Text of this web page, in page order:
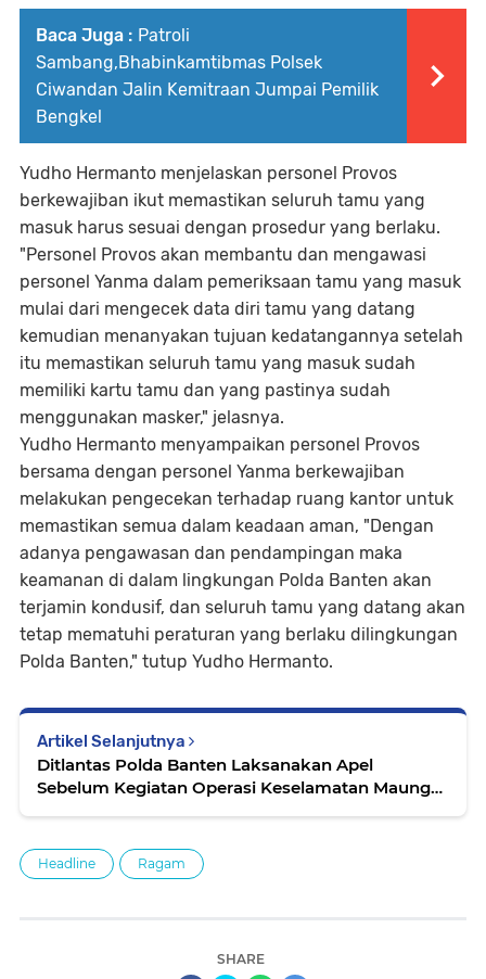
Baca Juga : Patroli
Sambang,Bhabinkamtibmas Polsek
Ciwandan Jalin Kemitraan Jumpai Pemilik
Bengkel
Yudho Hermanto menjelaskan personel Provos
berkewajiban ikut memastikan seluruh tamu yang
masuk harus sesuai dengan prosedur yang berlaku.
"Personel Provos akan membantu dan mengawasi
personel Yanma dalam pemeriksaan tamu yang masuk
mulai dari mengecek data diri tamu yang datang
kemudian menanyakan tujuan kedatangannya setelah
itu memastikan seluruh tamu yang masuk sudah
memiliki kartu tamu dan yang pastinya sudah
menggunakan masker," jelasnya.
Yudho Hermanto menyampaikan personel Provos
bersama dengan personel Yanma berkewajiban
melakukan pengecekan terhadap ruang kantor untuk
memastikan semua dalam keadaan aman, "Dengan
adanya pengawasan dan pendampingan maka
keamanan di dalam lingkungan Polda Banten akan
terjamin kondusif, dan seluruh tamu yang datang akan
tetap mematuhi peraturan yang berlaku dilingkungan
Polda Banten," tutup Yudho Hermanto.
Artikel Selanjutnya
Ditlantas Polda Banten Laksanakan Apel
Sebelum Kegiatan Operasi Keselamatan Maung
Headline Ragam
SHARE